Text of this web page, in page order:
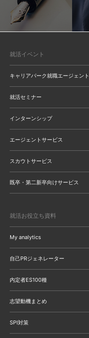
就活イベント
キャリアパーク就職エージェント
就活セミナー
インターンシップ
エージェントサービス
スカウトサービス
既卒・第二新卒向けサービス
就活お役立ち資料
My analytics
自己PRジェネレーター
内定者ES100種
志望動機まとめ
SPI対策